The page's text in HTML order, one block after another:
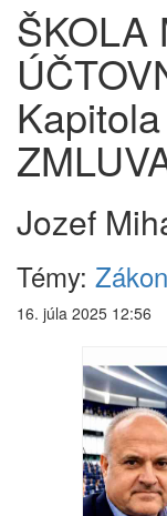
ŠKOLA
Jozef
Témy:
16. júla 2025 12:56